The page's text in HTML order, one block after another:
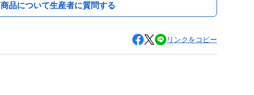
商品について生産者に質問する
リンクをコピー